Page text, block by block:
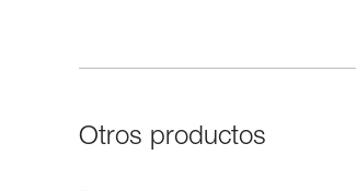
Otros productos